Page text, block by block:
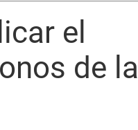
el
de la